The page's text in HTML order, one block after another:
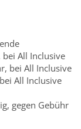
bei All Inclusive
bei All Inclusive
All Inclusive
gegen Gebühr